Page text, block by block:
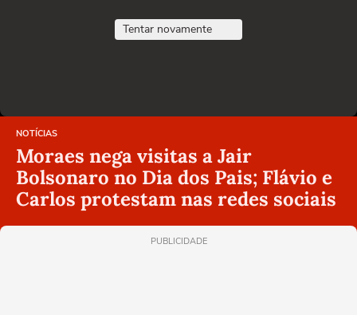
Tentar novamente
NOTÍCIAS
Moraes nega visitas a Jair
Bolsonaro no Dia dos Pais; Flávio e
Carlos protestam nas redes sociais
PUBLICIDADE